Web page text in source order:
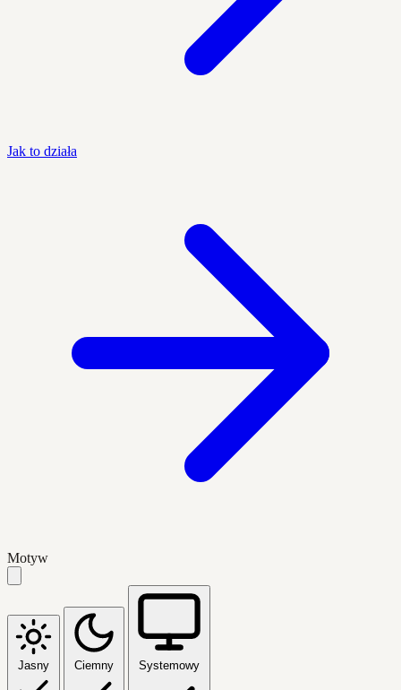
Jak to działa
Motyw
Jasny Ciemny Systemowy